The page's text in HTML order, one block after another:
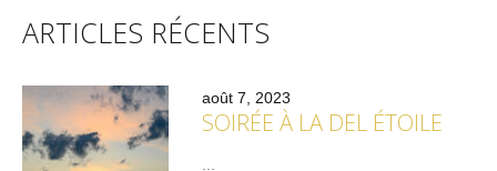
ARTICLES RÉCENTS
août 7, 2023
SOIRÉE À LA DEL ÉTOILE